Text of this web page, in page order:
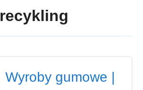
recykling
Wyroby gumowe |